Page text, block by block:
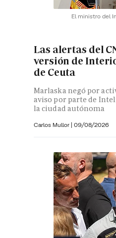
El ministro del
Las alertas del
versión de
de Ceuta
Marlaska negó por
aviso por parte de
la ciudad autónoma
Carlos Mullor | 09/08/2026